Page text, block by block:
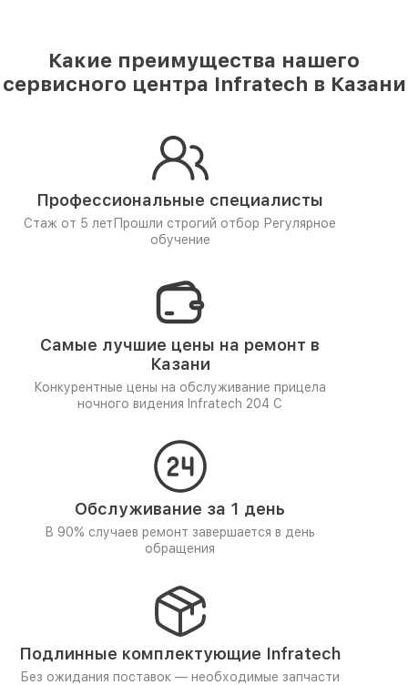
Какие преимущества нашего
сервисного центра Infratech в Казани
Профессиональные специалисты
Стаж от 5 лет Прошли строгий отбор Регулярное
обучение
Самые лучшие цены на ремонт в
Казани
Конкурентные цены на обслуживание прицела
ночного видения Infratech 204 С
Обслуживание за 1 день
В 90% случаев ремонт завершается в день
обращения
Подлинные комплектующие Infratech
Без ожидания поставок — необходимые запчасти